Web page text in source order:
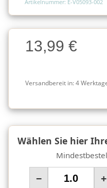
Artikelnummer: E-V05093-002
Charge
Charge13,99 €
Versandbereit in:4
Wählen Sie hier
− +